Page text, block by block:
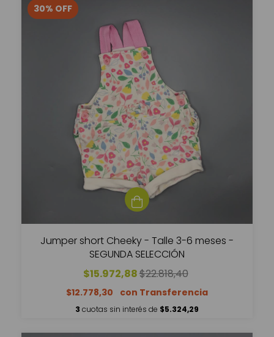
30% OFF
Jumper short Cheeky - Talle 3-6 meses -
SEGUNDA SELECCIÓN
$15.972,88$22.818,40
$12.778,30
3 cuotas sin interés de $5.324,29